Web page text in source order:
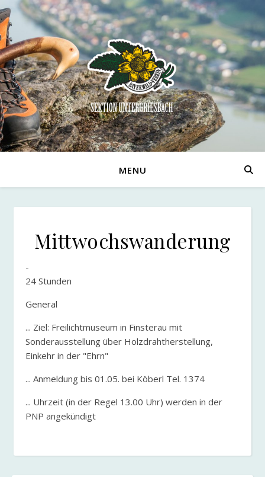
MENU
Mittwochswanderung
-
24 Stunden
General
... Ziel: Freilichtmuseum in Finsterau mit
Sonderausstellung über Holzdrahtherstellung,
Einkehr in der "Ehrn"
... Anmeldung bis 01.05. bei Köberl Tel. 1374
... Uhrzeit (in der Regel 13.00 Uhr) werden in der
PNP angekündigt